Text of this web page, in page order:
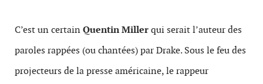
C’est un certainQuentin Millerqui serait l’auteur des
paroles rappées (ou chantées) par Drake. Sous le feu des
projecteurs de la presse américaine, le rappeur